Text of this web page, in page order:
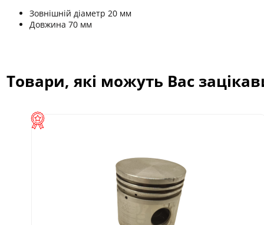
Зовнішній діаметр 20 мм
Довжина 70 мм
Товари, які можуть Вас